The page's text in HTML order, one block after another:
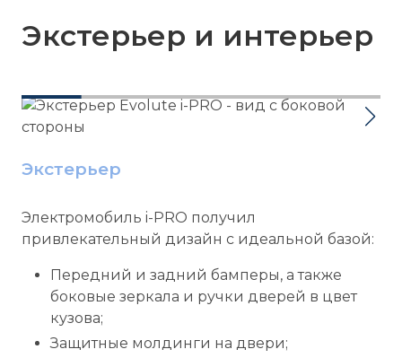
Экстерьер и интерьер
Экстерьер
Электромобиль i-PRO получил
привлекательный дизайн с идеальной базой:
Передний и задний бамперы, а также
боковые зеркала и ручки дверей в цвет
кузова;
Защитные молдинги на двери;